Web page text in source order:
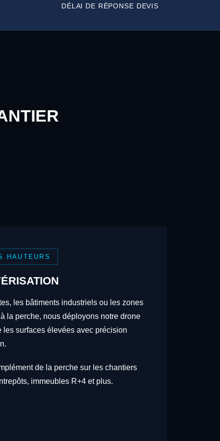
DÉLAI DE RÉPONSE DEVIS
HAUTEURS
les bâtiments industriels ou les zones
la perche, nous déployons notre drone
les surfaces élevées avec précision
de la perche sur les chantiers
immeubles R+4 et plus.